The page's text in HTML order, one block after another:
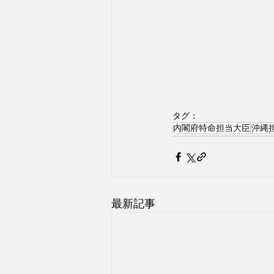
タグ：
内閣府特命担当大臣沖縄
最新記事